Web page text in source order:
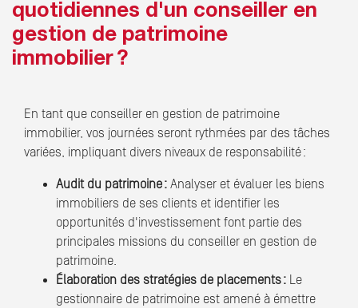
quotidiennes d'un conseiller en
gestion de patrimoine
immobilier ?
En tant que conseiller en gestion de patrimoine
immobilier, vos journées seront rythmées par des tâches
variées, impliquant divers niveaux de responsabilité :
Audit du patrimoine : Analyser et évaluer les biens
immobiliers de ses clients et identifier les
opportunités d'investissement font partie des
principales missions du conseiller en gestion de
patrimoine.
Élaboration des stratégies de placements : Le
gestionnaire de patrimoine est amené à émettre